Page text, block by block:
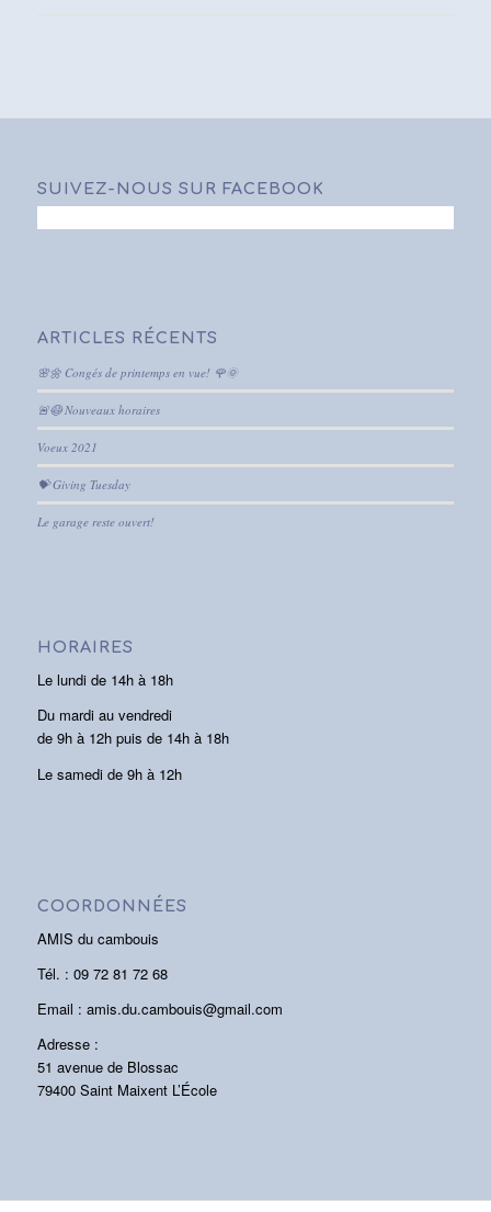
SUIVEZ-NOUS SUR FACEBOOK
ARTICLES RÉCENTS
🌸🌼 Congés de printemps en vue! 🌹🌞
🚨😷 Nouveaux horaires
Voeux 2021
💝 Giving Tuesday
Le garage reste ouvert!
HORAIRES
Le lundi de 14h à 18h
Du mardi au vendredi
de 9h à 12h puis de 14h à 18h
Le samedi de 9h à 12h
COORDONNÉES
AMIS du cambouis
Tél. : 09 72 81 72 68
Email : amis.du.cambouis@gmail.com
Adresse :
51 avenue de Blossac
79400 Saint Maixent L’École